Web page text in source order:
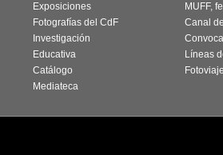
Exposiciones
Fotografías del CdF
Investigación
Educativa
Catálogo
Mediateca
MUFF,
Canal
Líneas